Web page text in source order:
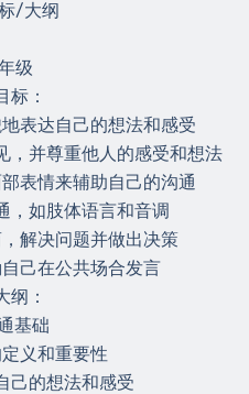
/大纲
级
标：
表达自己的想法和感受
，并尊重他人的感受和想法
表情来辅助自己的沟通
，如肢体语言和音调
解决问题并做出决策
己在公共场合发言
纲：
基础
义和重要性
己的想法和感受